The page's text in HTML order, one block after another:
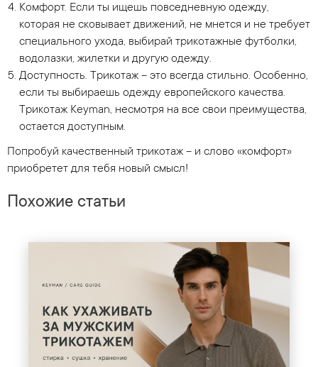
Комфорт. Если ты ищешь повседневную одежду,
которая не сковывает движений, не мнется и не требует
специального ухода, выбирай трикотажные футболки,
водолазки, жилетки и другую одежду.
Доступность. Трикотаж – это всегда стильно. Особенно,
если ты выбираешь одежду европейского качества.
Трикотаж Keyman, несмотря на все свои преимущества,
остается доступным.
Попробуй качественный трикотаж – и слово «комфорт»
приобретет для тебя новый смысл!
Похожие статьи